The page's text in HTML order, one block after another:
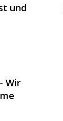
und
Wir